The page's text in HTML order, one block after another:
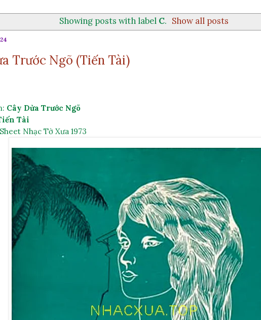
Showing posts with label C. Show all posts
Trước Ngõ (Tiến Tài)
Cây Dừa Trước Ngõ
Tài